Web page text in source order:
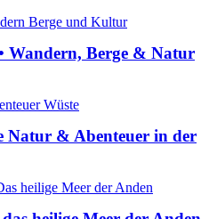
• Wandern, Berge & Natur
Natur & Abenteuer in der